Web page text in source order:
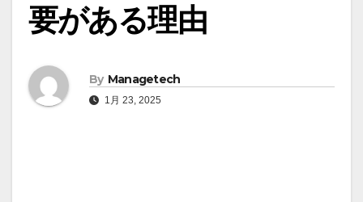
要がある理由
By Managetech
1月 23, 2025